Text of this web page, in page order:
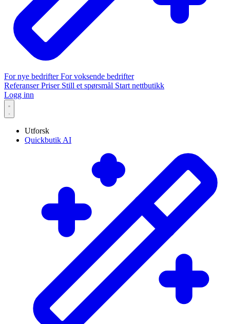
For nye bedrifterFor voksende bedrifter
ReferanserPriser Still et spørsmål Start nettbutikk
Logg inn
Utforsk
Quickbutik AI